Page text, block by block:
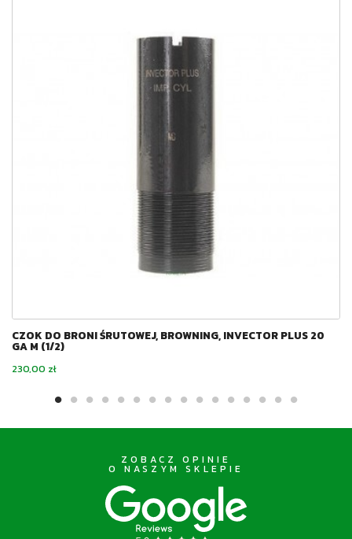
CZOK DO BRONI ŚRUTOWEJ, BROWNING, INVECTOR PLUS 20
GA M (1/2)
Cena
230,00 zł
ZOBACZ OPINIE
O NASZYM SKLEPIE